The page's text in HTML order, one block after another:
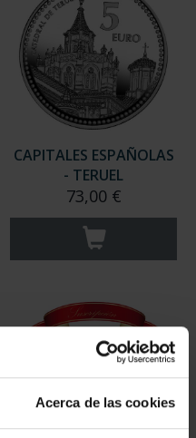
Acerca de las cookies
CAPITALES ESPAÑOLAS
- TERUEL
73,00 €